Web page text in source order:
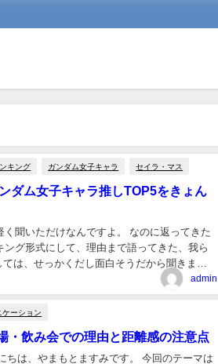
キング ガンダム女子キャラ セイラ・マス
ダム女子キャラ推しTOP5をきょん
く聞いただけなんですよ。 なのに返ってきた
グ形式にして、理由まで語ってきた、我ら
は、せっかくだし面白そうだから聞きまし
admin
ケーション
・飲み会での理由と距離感の注意点
ちは、やまもとますみです。 今回のテーマは